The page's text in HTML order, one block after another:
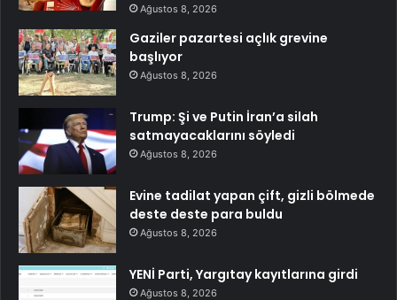
Ağustos 8, 2026
Gaziler pazartesi açlık grevine
başlıyor
Ağustos 8, 2026
Trump: Şi ve Putin İran’a silah
satmayacaklarını söyledi
Ağustos 8, 2026
Evine tadilat yapan çift, gizli bölmede
deste deste para buldu
Ağustos 8, 2026
YENİ Parti, Yargıtay kayıtlarına girdi
Ağustos 8, 2026